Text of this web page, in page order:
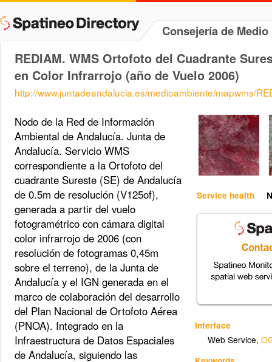
Consejería de
REDIAM. WMS Ortofoto del Cuadrante
en Color Infrarrojo (año de Vuelo 2006)
http://www.juntadeandalucia.es/medioambiente/mapwms/
Service health
Interface
Web Service,
Nodo de la Red de Información
Ambiental de Andalucía. Junta de
Andalucía. Servicio WMS
correspondiente a la Ortofoto del
cuadrante Sureste (SE) de Andalucía
de 0.5m de resolución (V125of),
generada a partir del vuelo
fotogramétrico con cámara digital
color infrarrojo de 2006 (con
resolución de fotogramas 0,45m
sobre el terreno), de la Junta de
Andalucía y el IGN generada en el
marco de colaboración del desarrollo
del Plan Nacional de Ortofoto Aérea
(PNOA). Integrado en la
Infraestructura de Datos Espaciales
de Andalucía, siguiendo las